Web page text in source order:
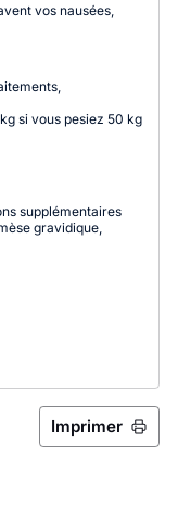
vos nausées,
si vous pesiez 50 kg
supplémentaires
gravidique,
Imprimer